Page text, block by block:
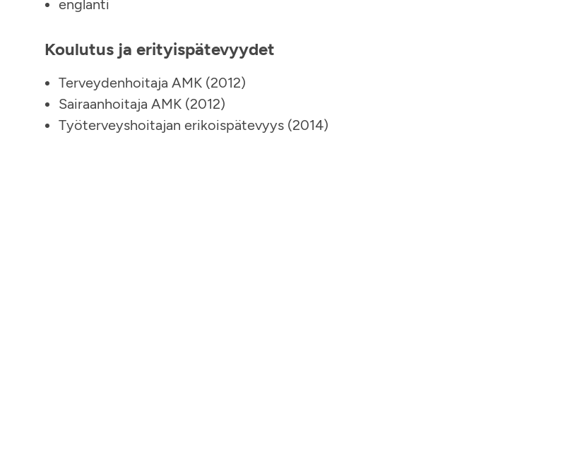
englanti
Koulutus ja erityispätevyydet
Terveydenhoitaja AMK (2012)
Sairaanhoitaja AMK (2012)
Työterveyshoitajan erikoispätevyys (2014)